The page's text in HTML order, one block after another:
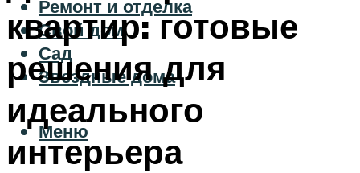
Ремонт и отделка
Свой дом
Сад
Звездные дома
Меню
квартир: готовые
решения для
идеального
интерьера